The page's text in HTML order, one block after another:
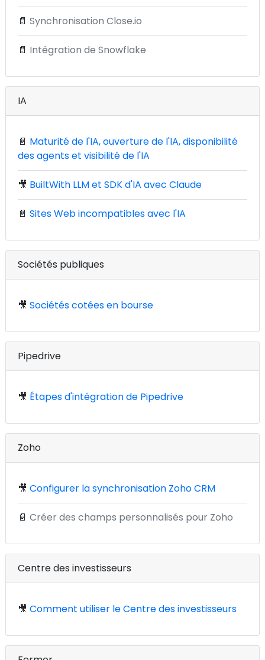
📄 Synchronisation Close.io
📄 Intégration de Snowflake
IA
📄 Maturité de l'IA, ouverture de l'IA, disponibilité
des agents et visibilité de l'IA
🎥 BuiltWith LLM et SDK d'IA avec Claude
📄 Sites Web incompatibles avec l'IA
Sociétés publiques
🎥 Sociétés cotées en bourse
Pipedrive
🎥 Étapes d'intégration de Pipedrive
Zoho
🎥 Configurer la synchronisation Zoho CRM
📄 Créer des champs personnalisés pour Zoho
Centre des investisseurs
🎥 Comment utiliser le Centre des investisseurs